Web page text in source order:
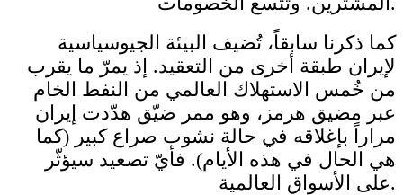
كما ذكرنا سابقاً، تُضيف البيئة الجيوسياسية
لإيران طبقة أخرى من التعقيد. إذ يمرّ ما يقرب
من خُمس الاستهلاك العالمي من النفط الخام
عبر مضيق هرمز، وهو ممر ضيّق هدّدت إيران
مراراً بإغلاقه في حالة نشوب صراع كبير (كما
هي الحال في هذه الأيام). فأيّ تصعيد سيؤثّر
على الأسواق العالمية.